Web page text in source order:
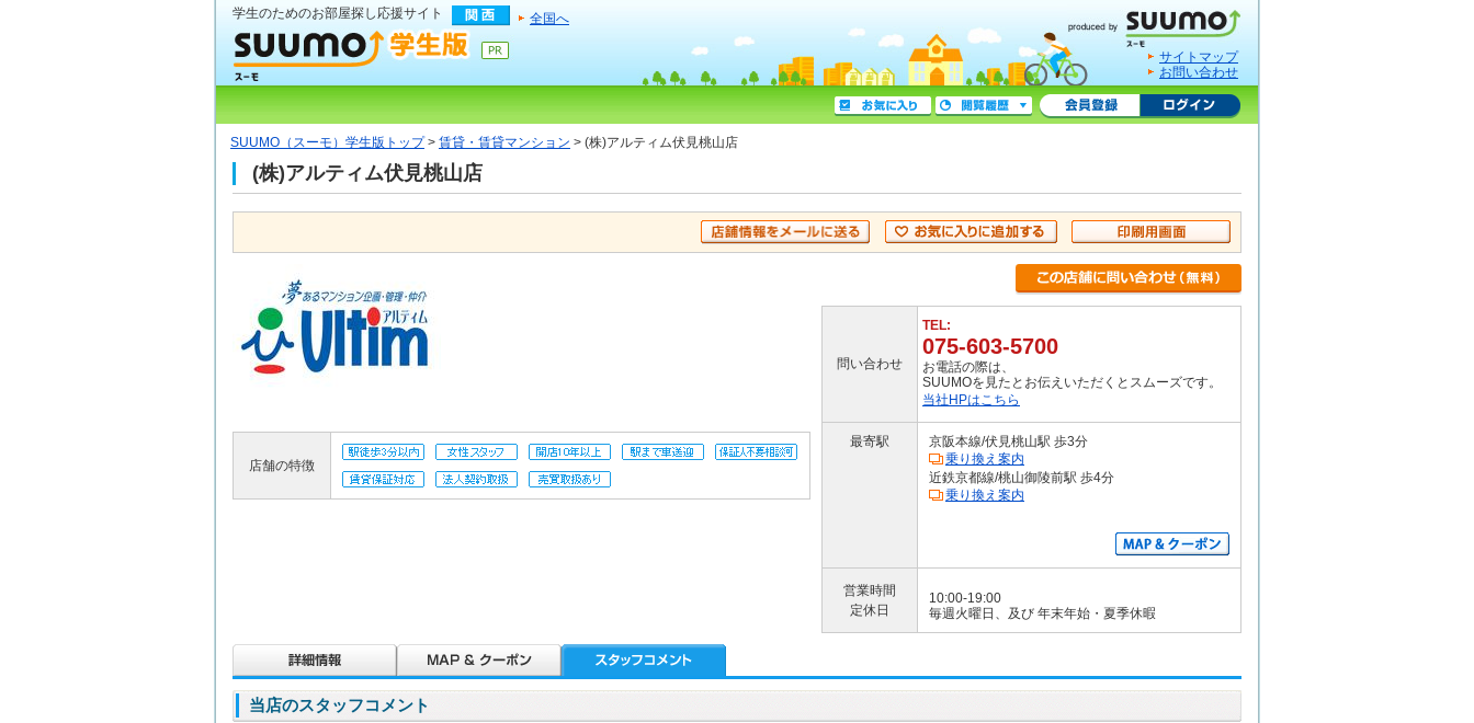
学生のためのお部屋探し応援サイト 全国へ
サイトマップ
お問い合わせ
SUUMO（スーモ）学生版トップ> 賃貸・賃貸マンション > (株)アルティム伏見桃山店
(株)アルティム伏見桃山店
店舗の特徴
問い合わせ
TEL:
075-603-5700
お電話の際は、
SUUMOを見たとお伝えいただくとスムーズです。
当社HPはこちら
最寄駅
京阪本線/伏見桃山駅 歩3分
乗り換え案内
近鉄京都線/桃山御陵前駅 歩4分
乗り換え案内
営業時間
定休日
10:00-19:00
毎週火曜日、及び 年末年始・夏季休暇
当店のスタッフコメント